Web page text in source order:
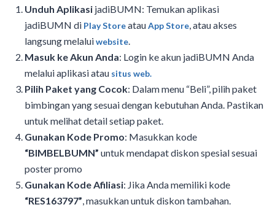
Unduh Aplikasi jadiBUMN: Temukan aplikasi
jadiBUMN di Play StoreatauApp Store, atau akses
langsung melaluiwebsite.
Masuk ke Akun Anda: Login ke akun jadiBUMN Anda
melalui aplikasi atau situs web.
Pilih Paket yang Cocok: Dalam menu “Beli”, pilih paket
bimbingan yang sesuai dengan kebutuhan Anda. Pastikan
untuk melihat detail setiap paket.
Gunakan Kode Promo: Masukkan kode
“BIMBELBUMN” untuk mendapat diskon spesial sesuai
poster promo
Gunakan Kode Afiliasi: Jika Anda memiliki kode
“RES163797”, masukkan untuk diskon tambahan.